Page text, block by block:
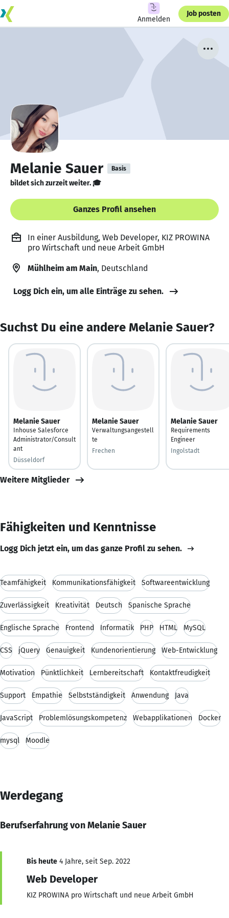
Anmelden
Job posten
Melanie Sauer Basis
bildet sich zurzeit weiter. 🎓
Ganzes Profil ansehen
In einer Ausbildung, Web Developer, KIZ PROWINA
pro Wirtschaft und neue Arbeit GmbH
Mühlheim am Main, Deutschland
Logg Dich ein, um alle Einträge zu sehen.
Suchst Du eine andere Melanie Sauer?
Melanie Sauer
Inhouse Salesforce
Administrator/Consult
ant
Düsseldorf
Melanie Sauer
Verwaltungsangestell
te
Frechen
Melanie Sauer
Requirements
Engineer
Ingolstadt
Weitere Mitglieder
Fähigkeiten und Kenntnisse
Logg Dich jetzt ein, um das ganze Profil zu sehen.
Teamfähigkeit Kommunikationsfähigkeit Softwareentwicklung
Zuverlässigkeit Kreativität Deutsch Spanische Sprache
Englische Sprache Frontend Informatik PHP HTML MySQL
CSS jQuery Genauigkeit Kundenorientierung Web-Entwicklung
Motivation Pünktlichkeit Lernbereitschaft Kontaktfreudigkeit
Support Empathie Selbstständigkeit Anwendung Java
JavaScript Problemlösungskompetenz Webapplikationen Docker
mysql Moodle
Werdegang
Berufserfahrung von Melanie Sauer
Bis heute 4 Jahre, seit Sep. 2022
Web Developer
KIZ PROWINA pro Wirtschaft und neue Arbeit GmbH